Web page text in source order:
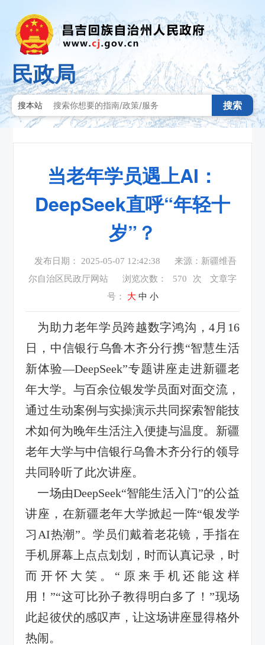
民政局
搜本站 搜索
当老年学员遇上AI：
DeepSeek直呼“年轻十
岁”？
发布日期： 2025-05-07 12:42:38
来源：新疆维吾
尔自治区民政厅网站
浏览次数： 570 次
文章字
号： 大 中 小
为助力老年学员跨越数字鸿沟，4月16
日，中信银行乌鲁木齐分行携“智慧生活
新体验—DeepSeek”专题讲座走进新疆老
年大学。与百余位银发学员面对面交流，
通过生动案例与实操演示共同探索智能技
术如何为晚年生活注入便捷与温度。 新疆
老年大学与中信银行乌鲁木齐分行的领导
共同聆听了此次讲座。
一场由DeepSeek“智能生活入门”的公益
讲座，在新疆老年大学掀起一阵“银发学
习 AI热潮”。学员们戴着老花镜，手指在
手机屏幕上点点划划，时而认真记录，时
而开怀大笑。 “原来手机还能这样
用！”“这可比孙子教得明白多了！”现场
此起彼伏的感叹声，让这场讲座显得格外
热闹。